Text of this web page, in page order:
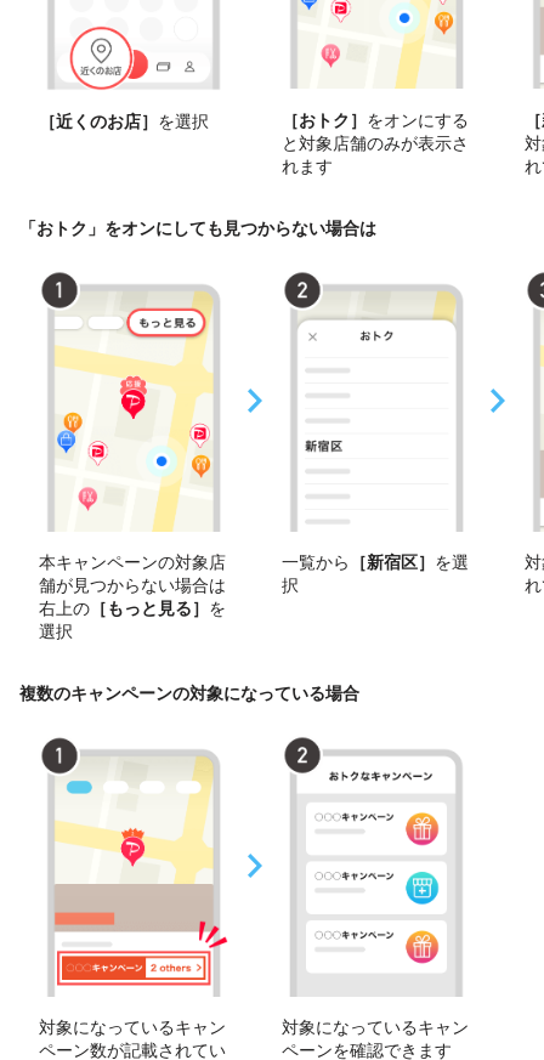
［近くのお店］ を選択 ［おトク］ をオンにする
と対象店舗のみが表示さ
れます
「おトク」をオンにしても見つからない場合は
本キャンペーンの対象店
舗が見つからない場合は
右上の ［もっと見る］ を
選択
一覧から ［新宿区］ を選
択
複数のキャンペーンの対象になっている場合
対象になっているキャン
ペーン数が記載されてい
対象になっているキャン
ペーンを確認できます